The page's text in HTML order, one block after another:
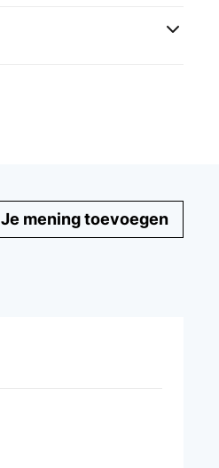
Je mening toevoegen